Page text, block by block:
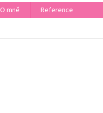
O mně
Reference